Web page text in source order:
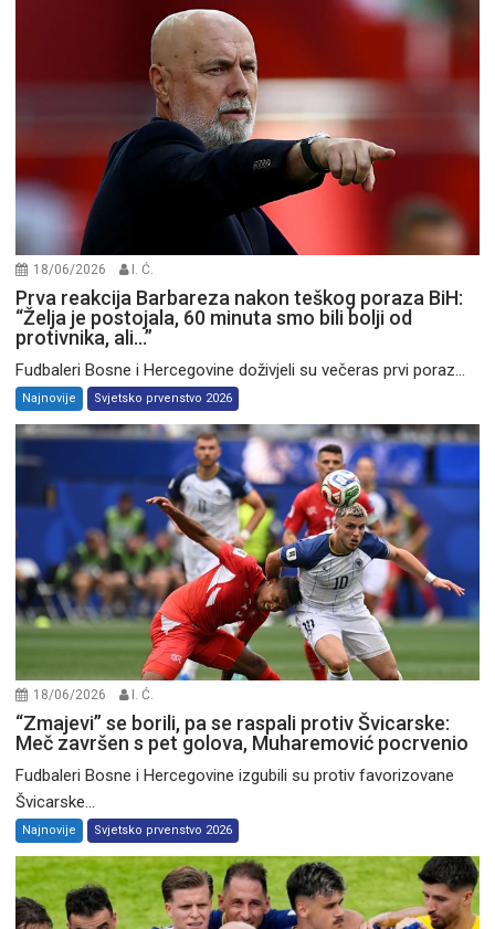
18/06/2026 I. Ć.
Prva reakcija Barbareza nakon teškog poraza BiH:
“Želja je postojala, 60 minuta smo bili bolji od
protivnika, ali…”
Fudbaleri Bosne i Hercegovine doživjeli su večeras prvi poraz...
Najnovije Svjetsko prvenstvo 2026
18/06/2026 I. Ć.
“Zmajevi” se borili, pa se raspali protiv Švicarske:
Meč završen s pet golova, Muharemović pocrvenio
Fudbaleri Bosne i Hercegovine izgubili su protiv favorizovane
Švicarske...
Najnovije Svjetsko prvenstvo 2026